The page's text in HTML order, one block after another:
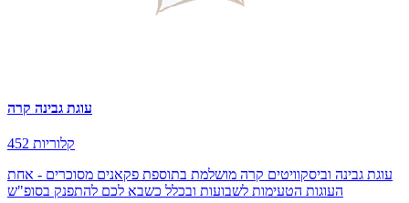
עוגת גבינה קרה
452 קלוריות
עוגת גבינה וביסקוויטים קרה מושלמת בתוספת פקאנים מסוכרים - אחת
העוגות הטעימות לשבועות ובכלל כשבא לכם להתפנק בסופ"ש